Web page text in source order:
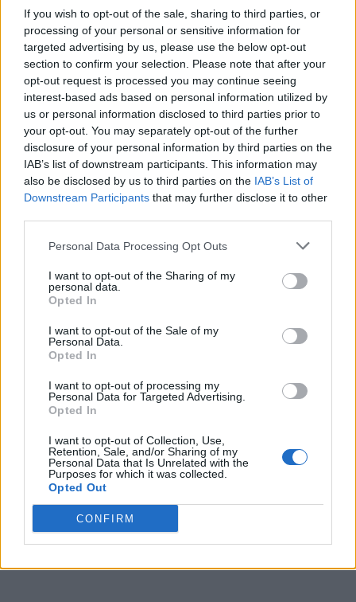
If you wish to opt-out of the sale, sharing to third parties, or
processing of your personal or sensitive information for
targeted advertising by us, please use the below opt-out
section to confirm your selection. Please note that after your
opt-out request is processed you may continue seeing
interest-based ads based on personal information utilized by
us or personal information disclosed to third parties prior to
your opt-out. You may separately opt-out of the further
disclosure of your personal information by third parties on the
IAB’s list of downstream participants. This information may
also be disclosed by us to third parties on the IAB’s List of
Downstream Participants that may further disclose it to other
Personal Data Processing Opt Outs
I want to opt-out of the Sharing of my
personal data.
Opted In
I want to opt-out of the Sale of my
Personal Data.
Opted In
I want to opt-out of processing my
Personal Data for Targeted Advertising.
Opted In
I want to opt-out of Collection, Use,
Retention, Sale, and/or Sharing of my
Personal Data that Is Unrelated with the
Purposes for which it was collected.
Opted Out
CONFIRM
Ha fatto benissimo in Italia-Norvegia, costava tanto ma al
Napoli avrebbe fatto comodo un esterno così. Italia-
Norvegia? Haaland è incredibile, qualche anno fa fu vicino al
Napoli ma De Laurentiis non volle concedere una commissione
all'agente. Conte guiderà l'allenamento del pomeriggio, non
c'erano dubbi. Ora basta polemiche e voci, non dobbiamo
ripetere sempre le stesse cose. Ora bisogna pensare
all'Atalanta".